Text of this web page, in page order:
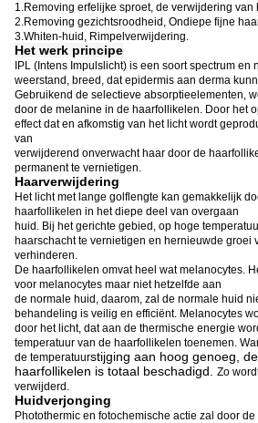
1.Removing erfelijke sproet, de verwijdering van
2.Removing gezichtsroodheid, Ondiepe fijne
3.Whiten-huid, Rimpelverwijdering.
Het werk principe
IPL (Intens Impulslicht) is een soort spectrum en
weerstand, breed, dat epidermis aan derma
Gebruikend de selectieve absorptieelementen,
door de melanine in de haarfollikelen. Door het
effect dat en afkomstig van het licht wordt
van
verwijderend onverwacht haar door de
permanent te vernietigen.
Haarverwijdering
Het licht met lange golflengte kan gemakkelijk
haarfollikelen in het diepe deel van overgaan
huid. Bij het gerichte gebied, op hoge
haarschacht te vernietigen en hernieuwde groei
verhinderen.
De haarfollikelen omvat heel wat melanocytes.
voor melanocytes maar niet hetzelfde aan
de normale huid, daarom, zal de normale huid
behandeling is veilig en efficiënt. Melanocytes
door het licht, dat aan de thermische energie
temperatuur van de haarfollikelen toenemen.
de temperatuurstijging aan hoog genoeg,
haarfollikelen is totaal beschadigd. Zo
verwijderd.
Huidverjonging
Photothermic en fotochemische actie zal door